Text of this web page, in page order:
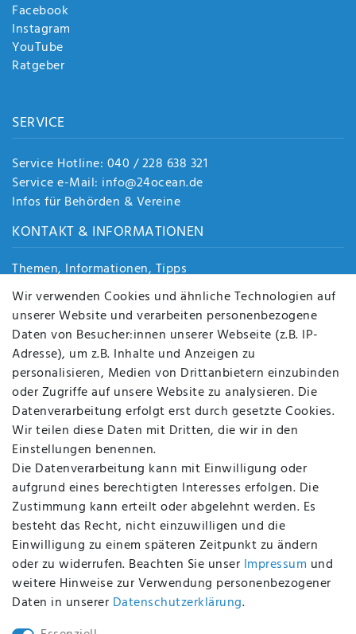
Facebook
Instagram
YouTube
Ratgeber
SERVICE
Service Hotline: 040 / 228 638 321
Service e-Mail: info@24ocean.de
Infos für Behörden & Vereine
KONTAKT & INFORMATIONEN
Themen, Informationen, Tipps
Jobs
Über uns
Kontakt
Datenschutz
AGB
FAQ
Batterieentsorgung
Altölverordnung
Impressum
BEQUEM UND SICHER BEZAHLEN MIT
BEI UNS SIND SIE SICHER!
Wir verwenden Cookies und ähnliche Technologien auf
unserer Website und verarbeiten personenbezogene
Daten von Besucher:innen unserer Webseite (z.B. IP-
Adresse), um z.B. Inhalte und Anzeigen zu
personalisieren, Medien von Drittanbietern einzubinden
oder Zugriffe auf unsere Website zu analysieren. Die
Datenverarbeitung erfolgt erst durch gesetzte Cookies.
Wir teilen diese Daten mit Dritten, die wir in den
Einstellungen benennen.
Die Datenverarbeitung kann mit Einwilligung oder
aufgrund eines berechtigten Interesses erfolgen. Die
Zustimmung kann erteilt oder abgelehnt werden. Es
besteht das Recht, nicht einzuwilligen und die
Einwilligung zu einem späteren Zeitpunkt zu ändern
oder zu widerrufen. Beachten Sie unser Impressum und
weitere Hinweise zur Verwendung personenbezogener
Daten in unserer Daten­schutz­erklärung.